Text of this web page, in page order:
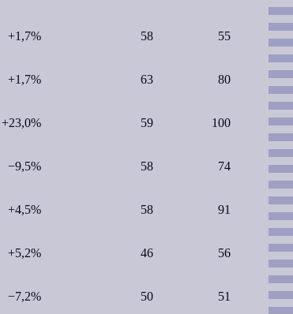
+1,7% 58 55
+1,7% 63 80
+23,0% 59 100
−9,5% 58 74
+4,5% 58 91
+5,2% 46 56
−7,2% 50 51